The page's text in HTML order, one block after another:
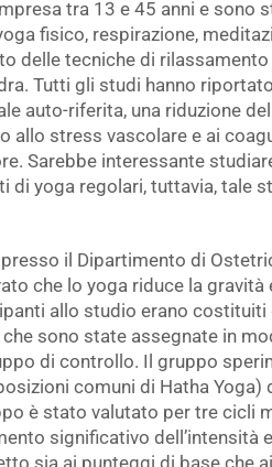
tra 13 e 45 anni e sono
fisico, respirazione,
delle tecniche di
Tutti gli studi hanno
auto-riferita, una riduzione
allo stress vascolare e ai
Sarebbe interessante
di yoga regolari, tuttavia, tale
il Dipartimento di
che lo yoga riduce la gravità
allo studio erano costituiti
sono state assegnate in
di controllo. Il gruppo
comuni di Hatha Yoga)
è stato valutato per tre cicli
significativo dell’intensità